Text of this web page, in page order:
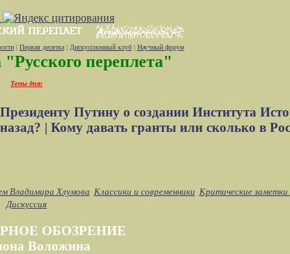
| Первая десятка| Дискуссионный клуб| Научный форум
переплета"
Темы дня:
Президенту Путину о создании Института
| Кому давать гранты или сколько в
Владимира Хлумова Классики и современники Критические
Дискуссия
ОБОЗРЕНИЕ
Воложина